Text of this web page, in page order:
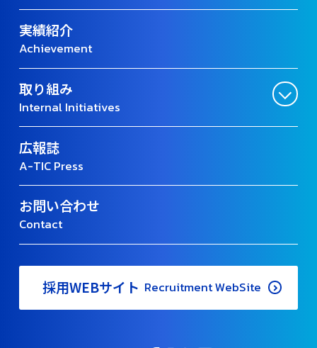
実績紹介
Achievement
取り組み
Internal Initiatives
広報誌
A-TIC Press
お問い合わせ
Contact
採用WEBサイト Recruitment WebSite